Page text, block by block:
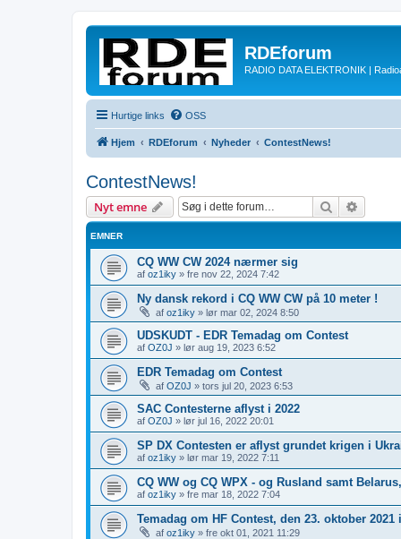
RDEforum
RADIO DATA ELEKTRONIK |
Hurtige links OSS
Hjem RDEforum Nyheder ContestNews!
ContestNews!
Nyt emne Søg
EMNER
CQ WW CW 2024 nærmer sig
af oz1iky » fre nov 22, 2024 7:42
Ny dansk rekord i CQ WW CW på 10 meter !
af oz1iky » lør mar 02, 2024 8:50
UDSKUDT - EDR Temadag om Contest
af OZ0J » lør aug 19, 2023 6:52
EDR Temadag om Contest
af OZ0J » tors jul 20, 2023 6:53
SAC Contesterne aflyst i 2022
af OZ0J » lør jul 16, 2022 20:01
SP DX Contesten er aflyst grundet krigen i
af oz1iky » lør mar 19, 2022 7:11
CQ WW og CQ WPX - og Rusland samt
af oz1iky » fre mar 18, 2022 7:04
Temadag om HF Contest, den 23. oktober 2021
af oz1iky » fre okt 01, 2021 11:29